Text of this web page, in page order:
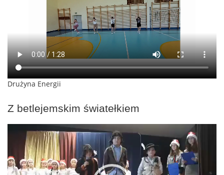
Drużyna Energii
Z betlejemskim światełkiem
Odtwarzacz